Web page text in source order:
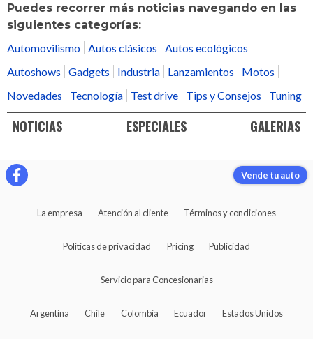
Puedes recorrer más noticias navegando en las
siguientes categorías:
Automovilismo Autos clásicos
Autos ecológicos
Autoshows
Gadgets Industria Lanzamientos
Motos
Novedades
Tecnología Test drive Tips y Consejos Tuning
NOTICIAS ESPECIALES GALERIAS
Vende tu auto
La empresa Atención al cliente Términos y condiciones
Políticas de privacidad Pricing Publicidad
Servicio para Concesionarias
Argentina Chile Colombia Ecuador Estados Unidos